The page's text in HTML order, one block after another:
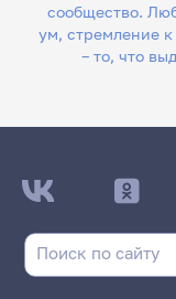
сообщество.
ум, стремление к диалогу, системность и трудолюбие
– то, что